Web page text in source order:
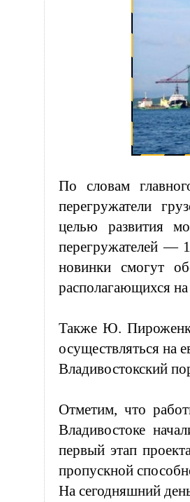
По словам
перегружатели
целью развития
перегружателей —
новинки смогут
располагающихся
Также Ю.
осуществляться на
Владивостокский
Отметим, что
Владивостоке
первый этап
пропускной
На сегодняшний